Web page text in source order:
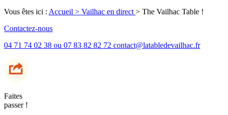
Vous êtes ici : Accueil > Vailhac en direct> The Vailhac Table !
Contactez-nous
04 71 74 02 38 ou 07 83 82 82 72 contact@latabledevailhac.fr
Faites
passer !